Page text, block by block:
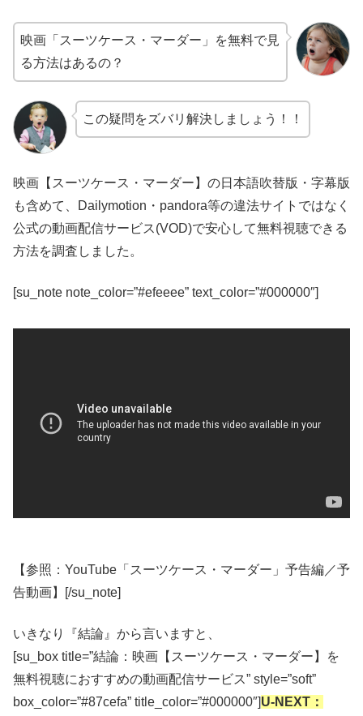
映画「スーツケース・マーダー」を無料で見
る方法はあるの？
この疑問をズバリ解決しましょう！！
映画【スーツケース・マーダー】の日本語吹替版・字幕版
も含めて、Dailymotion・pandora等の違法サイトではなく
公式の動画配信サービス(VOD)で安心して無料視聴できる
方法を調査しました。
[su_note note_color=”#efeeee” text_color=”#000000″]
【参照：YouTube「スーツケース・マーダー」予告編／予
告動画】[/su_note]
いきなり『結論』から言いますと、
[su_box title=”結論：映画【スーツケース・マーダー】を
無料視聴におすすめの動画配信サービス” style=”soft”
box_color=”#87cefa” title_color=”#000000″]U-NEXT：